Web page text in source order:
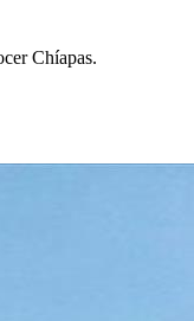
Chíapas.